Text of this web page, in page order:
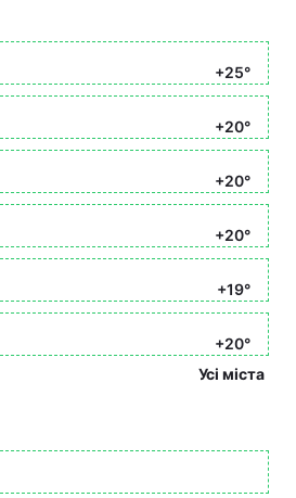
+25°
+20°
+20°
+20°
+19°
+20°
Усі міста